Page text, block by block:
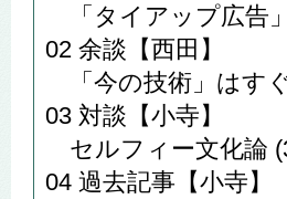
「タイアップ広告
02 余談【西田】
「今の技術」はす
03 対談【小寺】
セルフィー文化論
04 過去記事【小寺】